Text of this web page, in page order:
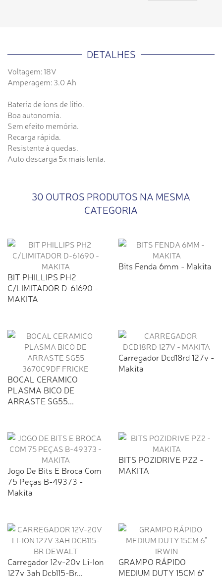
DETALHES
Voltagem: 18V
Amperagem: 3.0 Ah
Bateria de íons de lítio.
Boa autonomia.
Sem efeito memória.
Recarga rápida.
Resistente à quedas.
Auto descarga 5x mais lenta.
30 OUTROS PRODUTOS NA MESMA
CATEGORIA
BIT PHILLIPS PH2
C/LIMITADOR D-61690 -
MAKITA
Bits Fenda 6mm - Makita
BOCAL CERAMICO
PLASMA BICO DE
ARRASTE SG55...
Carregador Dcd18rd 127v -
Makita
Jogo De Bits E Broca Com
75 Peças B-49373 -
Makita
BITS POZIDRIVE PZ2 -
MAKITA
Carregador 12v-20v Li-Ion
127v 3ah Dcb115-Br...
GRAMPO RÁPIDO
MEDIUM DUTY 15CM 6"